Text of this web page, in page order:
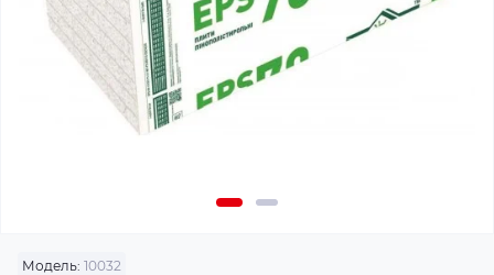
Модель: 10032